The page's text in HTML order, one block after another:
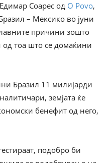
Соарес од O Povo,
– Мексико во јуни
причини зошто
од тоа што се домаќини
Бразил 11 милијарди
земјата ќе
бенефит од него,
подобро би